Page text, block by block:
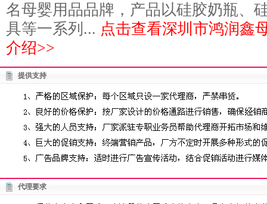
名母婴用品品牌，产品以硅胶奶瓶、
具等一系列... 点击查看深圳市鸿润鑫
介绍>>
提供支持
代理要求